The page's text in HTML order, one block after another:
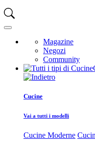
Magazine
Negozi
Community
Cucine
Vai a tutti i modelli
Cucine Moderne